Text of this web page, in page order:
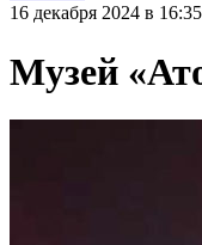
16 декабря 2024 в 16:35
Музей